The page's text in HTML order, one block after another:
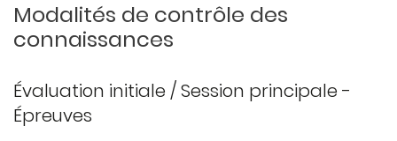
Modalités de contrôle des
connaissances
Évaluation initiale / Session principale -
Épreuves